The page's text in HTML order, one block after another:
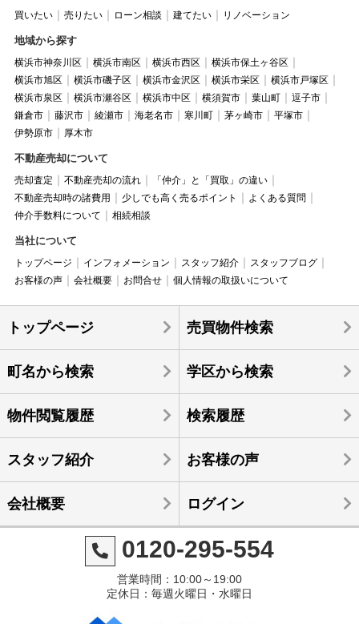
買いたい 売りたい ローン相談 建てたい リノベーション
地域から探す
横浜市神奈川区 横浜市南区 横浜市西区
横浜市保土ヶ谷区
横浜市旭区
横浜市磯子区 横浜市金沢区 横浜市栄区
横浜市戸塚区
横浜市泉区
横浜市瀬谷区 横浜市中区 横須賀市 葉山町
逗子市
鎌倉市
藤沢市 綾瀬市 海老名市 寒川町 茅ヶ崎市
平塚市
伊勢原市
厚木市
不動産売却について
売却査定 不動産売却の流れ
「仲介」と「買取」の違い
不動産売却時の諸費用
少しでも高く売るポイント
よくある質問
仲介手数料について
相続相談
当社について
トップページ インフォメーション スタッフ紹介
スタッフブログ
お客様の声
会社概要 お問合せ 個人情報の取扱いについて
トップページ 売買物件検索
町名から検索 学区から検索
物件閲覧履歴 検索履歴
スタッフ紹介 お客様の声
会社概要 ログイン
0120-295-554
営業時間：10:00～19:00
定休日：毎週火曜日・水曜日